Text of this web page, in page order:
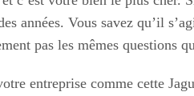
années. Vous savez qu’il
pas les mêmes questions
entreprise comme cette